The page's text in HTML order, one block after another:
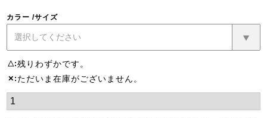
カラー サイズ
△ 残りわずかです。
✕ ただいま在庫がございません。